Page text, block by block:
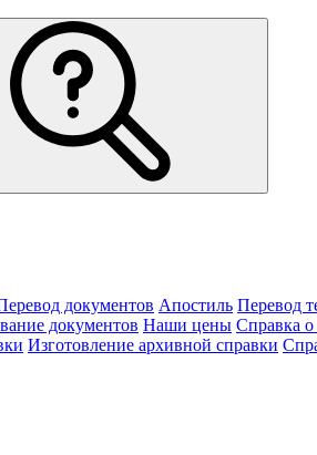
документов Апостиль Перевод
документов Наши цены Справка
Изготовление архивной справки